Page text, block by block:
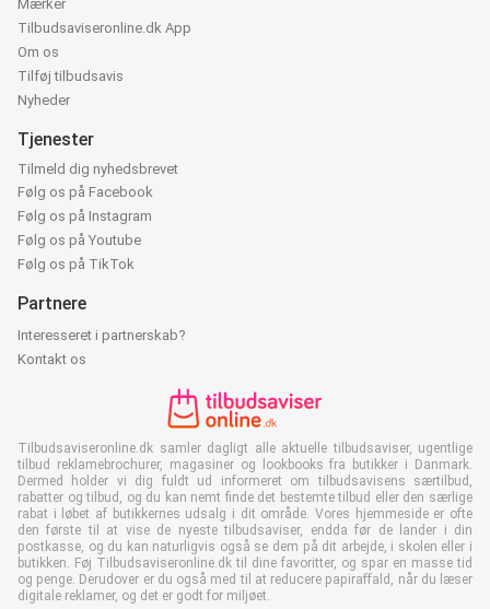
Mærker
Tilbudsaviseronline.dk App
Om os
Tilføj tilbudsavis
Nyheder
Tjenester
Tilmeld dig nyhedsbrevet
Følg os på Facebook
Følg os på Instagram
Følg os på Youtube
Følg os på TikTok
Partnere
Interesseret i partnerskab?
Kontakt os
Tilbudsaviseronline.dk samler dagligt alle aktuelle tilbudsaviser, ugentlige
tilbud reklamebrochurer, magasiner og lookbooks fra butikker i Danmark.
Dermed holder vi dig fuldt ud informeret om tilbudsavisens særtilbud,
rabatter og tilbud, og du kan nemt finde det bestemte tilbud eller den særlige
rabat i løbet af butikkernes udsalg i dit område. Vores hjemmeside er ofte
den første til at vise de nyeste tilbudsaviser, endda før de lander i din
postkasse, og du kan naturligvis også se dem på dit arbejde, i skolen eller i
butikken. Føj Tilbudsaviseronline.dk til dine favoritter, og spar en masse tid
og penge. Derudover er du også med til at reducere papiraffald, når du læser
digitale reklamer, og det er godt for miljøet.